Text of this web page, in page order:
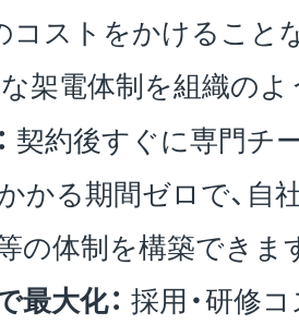
コストをかけること
架電体制を組織の
契約後すぐに専門チ
かる期間ゼロで、自
の体制を構築できま
最大化： 採用・研修